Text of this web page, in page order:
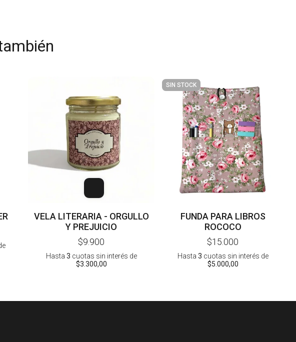
VELA LITERARIA - ORGULLO
Y PREJUICIO
$9.900
Hasta 3 cuotas sin interés de
$3.300,00
SIN STOCK
FUNDA PARA LIBROS
ROCOCO
$15.000
Hasta 3 cuotas sin interés de
$5.000,00